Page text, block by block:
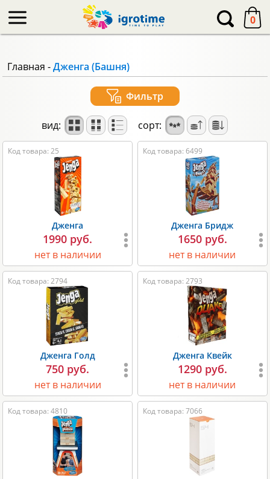
0
Главная - Дженга (Башня)
Фильтр
вид: сорт:
Код товара: 25
Дженга
1990 руб.
нет в наличии
Код товара: 6499
Дженга Бридж
1650 руб.
нет в наличии
Код товара: 2794
Дженга Голд
750 руб.
нет в наличии
Код товара: 2793
Дженга Квейк
1290 руб.
нет в наличии
Код товара: 4810 Код товара: 7066